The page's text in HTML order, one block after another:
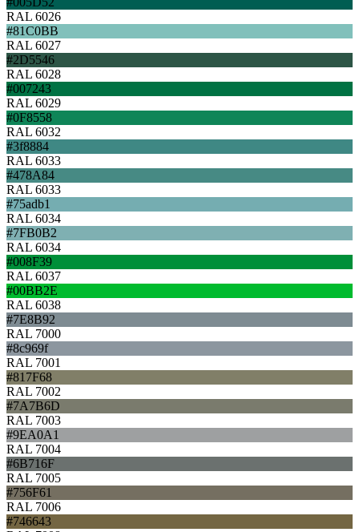
RAL 6026
#81C0BB
RAL 6027
#2D5546
RAL 6028
#007243
RAL 6029
#0F8558
RAL 6032
#3f8884
RAL 6033
#478A84
RAL 6033
#75adb1
RAL 6034
#7FB0B2
RAL 6034
#008F39
RAL 6037
#00BB2E
RAL 6038
#7E8B92
RAL 7000
#8c969f
RAL 7001
#817F68
RAL 7002
#7A7B6D
RAL 7003
#9EA0A1
RAL 7004
#6B716F
RAL 7005
#756F61
RAL 7006
#746643